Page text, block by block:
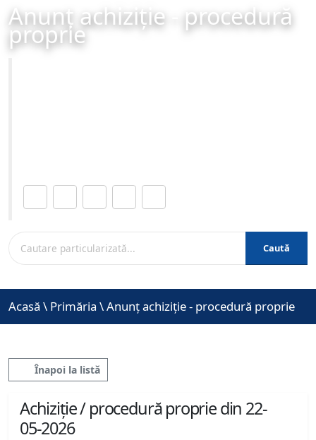
Anunț achiziție - procedură
proprie
Caută
Acasă \ Primăria \Anunț achiziție - procedură proprie
Înapoi la listă
Achiziție / procedură proprie din 22-
05-2026